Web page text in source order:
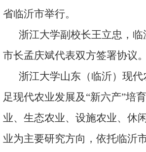
省临沂市举行。
浙江大学副校长王立忠，临
市长孟庆斌代表双方签署协议。
浙江大学山东（临沂）现
足现代农业发展及“新六产”培
业、生态农业、设施农业、休
业为主要研究方向，依托临沂